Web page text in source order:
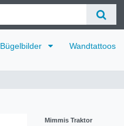
Bügelbilder Wandtattoos
Mimmis Traktor